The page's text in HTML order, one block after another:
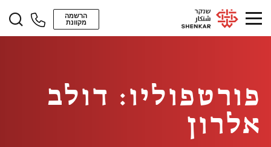
הרשמה
מקוונת
פורטפוליו: דולב
אלרון